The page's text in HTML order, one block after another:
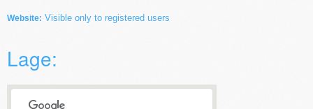
Website: Visible only to registered users
Lage: